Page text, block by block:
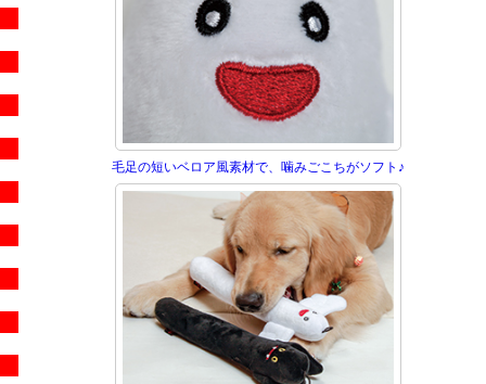
毛足の短いベロア風素材で、噛みごこちがソフト♪